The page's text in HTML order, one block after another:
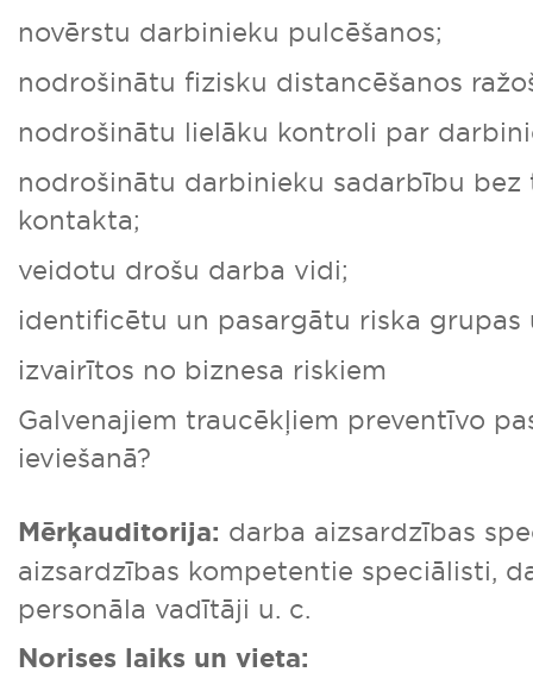
novērstu darbinieku pulcēšanos;
nodrošinātu fizisku distancēšanos
nodrošinātu lielāku kontroli par
nodrošinātu darbinieku sadarbību bez
kontakta;
veidotu drošu darba vidi;
identificētu un pasargātu riska grupas
izvairītos no biznesa riskiem
Galvenajiem traucēkļiem preventīvo
ieviešanā?
Mērķauditorija: darba aizsardzības
aizsardzības kompetentie speciālisti,
personāla vadītāji u. c.
Norises laiks un vieta: